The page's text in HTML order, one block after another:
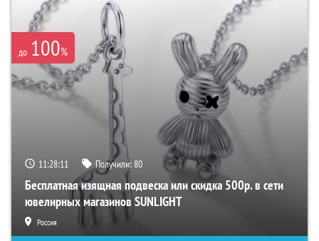
до 100%
11:28:10 Получили:80
Бесплатная изящная подвеска или скидка 500р. в сети
ювелирных магазинов SUNLIGHT
Россия